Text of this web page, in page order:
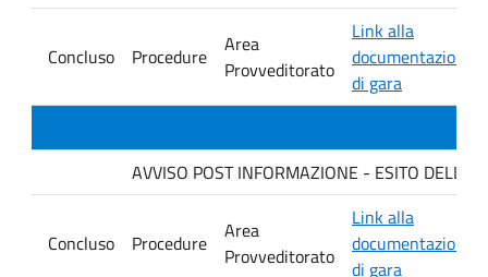
Concluso Procedure
Area
Provveditorato
Link alla
documentazione
di gara
AVVISO POST INFORMAZIONE - ESITO DELLA
Concluso Procedure
Area
Provveditorato
Link alla
documentazione
di gara